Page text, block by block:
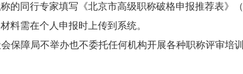
的同行专家填写《北京市高级职称破格申报推荐表》
料需在个人申报时上传到系统。
保障局不举办也不委托任何机构开展各种职称评审培